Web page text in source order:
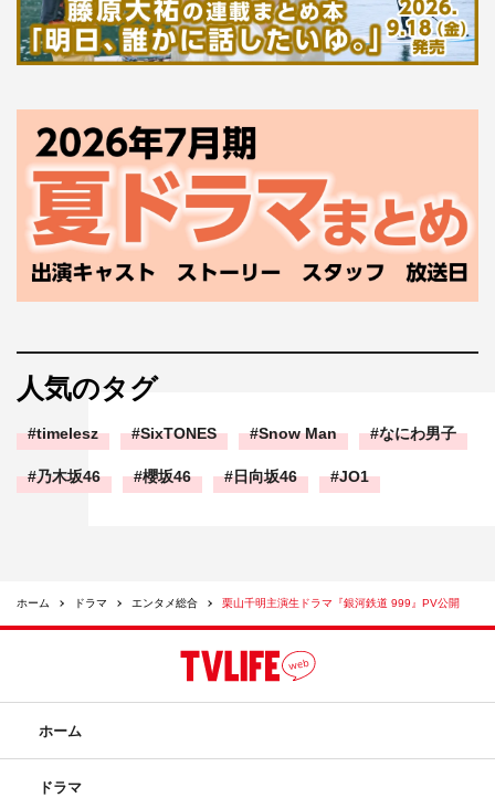
人気のタグ
timelesz SixTONES Snow Man なにわ男子
乃木坂46 櫻坂46 日向坂46 JO1
ホーム ドラマ エンタメ総合 栗山千明主演生ドラマ『銀河鉄道 999』PV公開
ホーム
ドラマ